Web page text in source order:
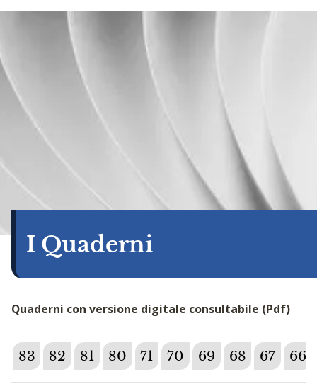
I Quaderni
Quaderni con versione digitale consultabile (Pdf)
83 82 81 80 71 70 69 68 67 66